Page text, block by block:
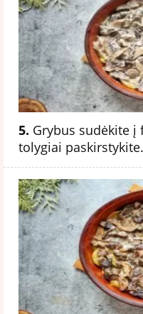
5. Grybus sudėkite
tolygiai paskirstykite.